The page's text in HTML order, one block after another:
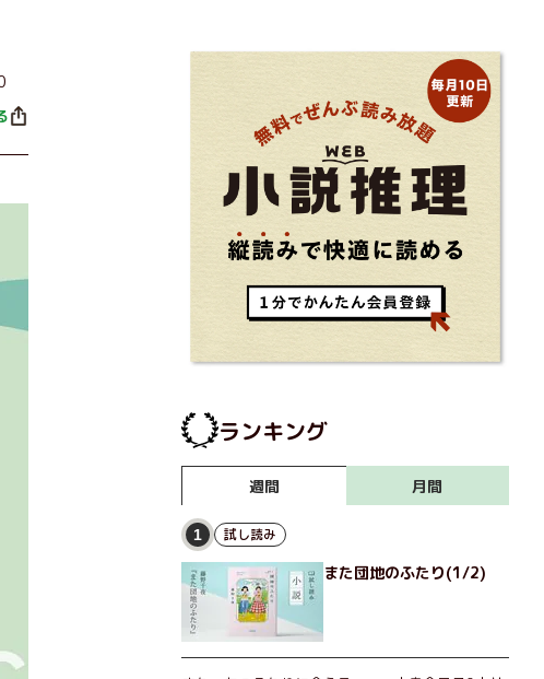
ランキング
週間 月間
1 試し読み
また団地のふたり(1/2)